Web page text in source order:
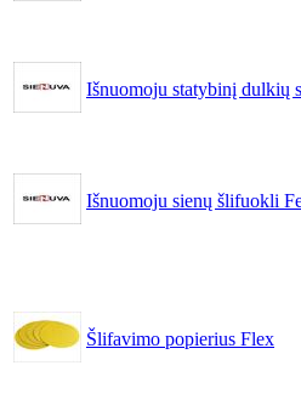
Išnuomoju statybinį dulkių
Išnuomoju sienų šlifuokli
Šlifavimo popierius Flex